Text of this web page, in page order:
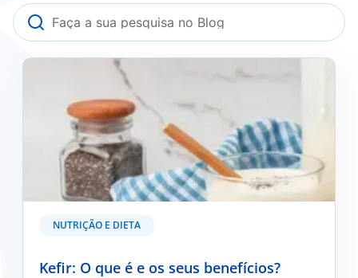
NUTRIÇÃO E DIETA
Kefir: O que é e os seus benefícios?
Kefir: O que é e os seus benefícios?